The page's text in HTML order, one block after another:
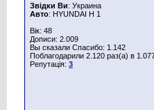
Звідки Ви: Украина
Авто: HYUNDAI H 1
Вік: 48
Дописи: 2.009
Вы сказали Спасибо: 1.142
Поблагодарили 2.120 раз(а) в
Репутація: 3